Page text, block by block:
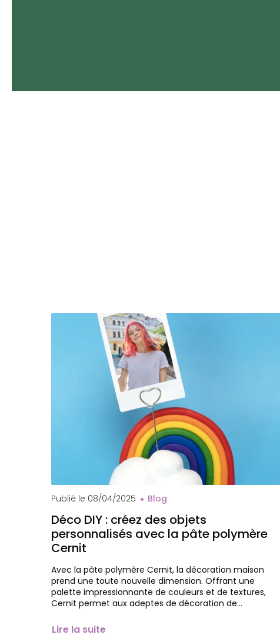
Publié le 08/04/2025 Blog
Déco DIY : créez des objets
personnalisés avec la pâte polymère
Cernit
Avec la pâte polymère Cernit, la décoration maison
prend une toute nouvelle dimension. Offrant une
palette impressionnante de couleurs et de textures,
Cernit permet aux adeptes de décoration de…
Lire la suite